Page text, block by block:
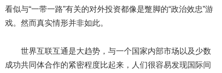
看似与“一带一路”有关的对外投资都像是蹩脚的“政治效忠”游
戏。然而真实情形并非如此。
世界互联互通是大趋势，与一个国家内部市场以及少数
成功共同体合作的紧密程度比起来，人们很容易发现国际间